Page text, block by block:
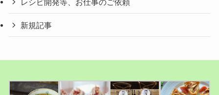
レシピ開発等、お仕事のご依頼
新規記事